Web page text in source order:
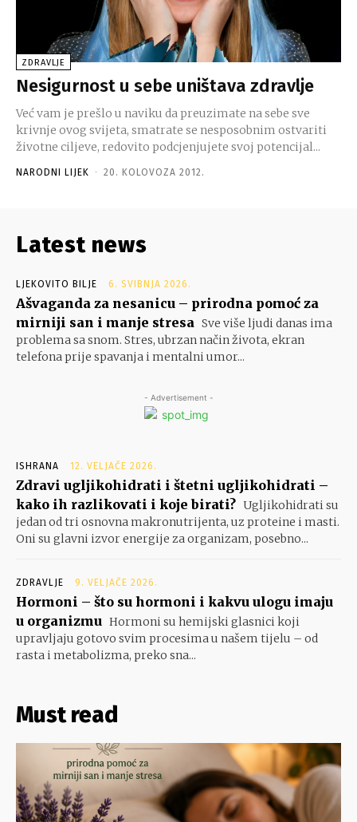
ZDRAVLJE
Nesigurnost u sebe uništava zdravlje
Već vam je prešlo u naviku da preuzimate na sebe sve
krivnje ovog svijeta, smatrate se nesposobnim ostvariti
životne ciljeve, redovito podcjenjujete svoj potencijal...
NARODNI LIJEK - 20. KOLOVOZA 2012.
Latest news
LJEKOVITO BILJE 6. SVIBNJA 2026.
Ašvaganda za nesanicu – prirodna pomoć za
mirniji san i manje stresa Sve više ljudi danas ima
problema sa snom. Stres, ubrzan način života, ekran
telefona prije spavanja i mentalni umor...
- Advertisement -
ISHRANA 12. VELJAČE 2026.
Zdravi ugljikohidrati i štetni ugljikohidrati –
kako ih razlikovati i koje birati? Ugljikohidrati su
jedan od tri osnovna makronutrijenta, uz proteine i masti.
Oni su glavni izvor energije za organizam, posebno...
ZDRAVLJE 9. VELJAČE 2026.
Hormoni – što su hormoni i kakvu ulogu imaju
u organizmu Hormoni su hemijski glasnici koji
upravljaju gotovo svim procesima u našem tijelu – od
rasta i metabolizma, preko sna...
Must read